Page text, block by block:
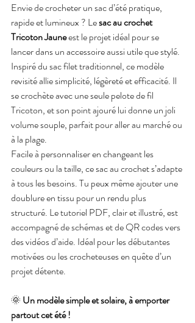
Envie de crocheter un sac d’été pratique,
rapide et lumineux ? Le sac au crochet
Tricoton Jaune est le projet idéal pour se
lancer dans un accessoire aussi utile que stylé.
Inspiré du sac filet traditionnel, ce modèle
revisité allie simplicité, légèreté et efficacité. Il
se crochète avec une seule pelote de fil
Tricoton, et son point ajouré lui donne un joli
volume souple, parfait pour aller au marché ou
à la plage.
Facile à personnaliser en changeant les
couleurs ou la taille, ce sac au crochet s’adapte
à tous les besoins. Tu peux même ajouter une
doublure en tissu pour un rendu plus
structuré. Le tutoriel PDF, clair et illustré, est
accompagné de schémas et de QR codes vers
des vidéos d’aide. Idéal pour les débutantes
motivées ou les crocheteuses en quête d’un
projet détente.
🌞 Un modèle simple et solaire, à emporter
partout cet été !